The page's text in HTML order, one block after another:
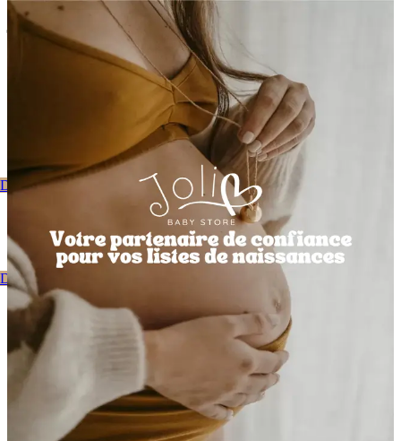
joli coeur baby store | liste de
naissance | Marche-en-
Famenne, Belgique
Bienvenue Chez Joli Coeur
Découvrez notre catalogue
Bienvenue Chez Joli Coeur
Découvrez notre catalogue
Nos dernières nouveautés